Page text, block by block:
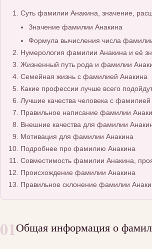
Суть фамилии Анакина, значение,
Значение фамилии Анакина
Формула вычисления числа
Нумерология фамилии Анакина и её
Жизненный путь рода и фамилии
Семейная жизнь с фамилией Анакина
Какие профессии лучше всего
Лучшие качества человека с
Правильное написание фамилии
Внешние качества для фамилии
Мотивация для фамилии Анакина
Подробнее про фамилию Анакина
Совместимость фамилии Анакина,
Происхождение фамилии Анакина
Правильное склонение фамилии
01Общая информация о